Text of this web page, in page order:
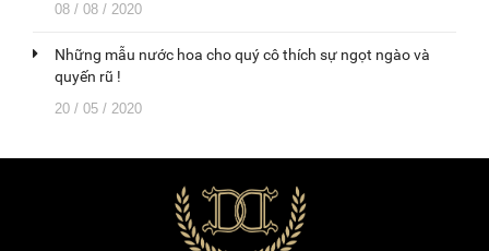
08 / 08 / 2020
Những mẫu nước hoa cho quý cô thích sự ngọt ngào và
quyến rũ !
20 / 05 / 2020